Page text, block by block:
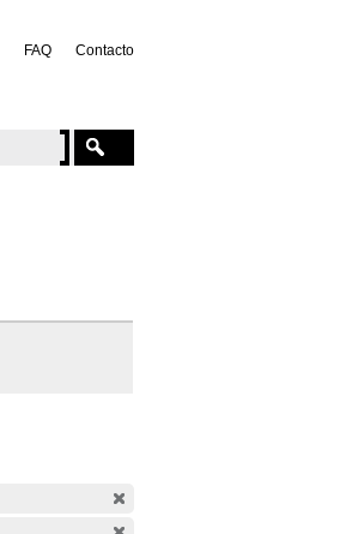
FAQ Contacto